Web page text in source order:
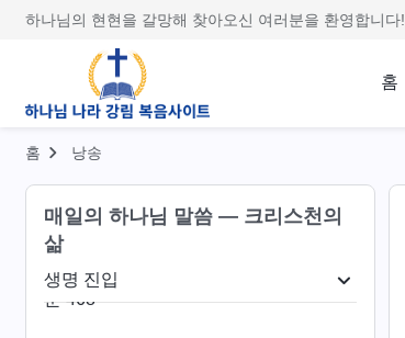
하나님의 현현을 갈망해 찾아오신 여러분을 환영합니다!
홈
홈 낭송
매일의 하나님 말씀 ― 크리스천의
삶
생명 진입
괴 폭로 생명 진입 종착지와 결말
매일의 하나님 말씀 ― 생명 진입 | 발췌
문 465
문 466
문 467
매일의 하나님 말씀 ― 생명 진입 | 발췌
문 468